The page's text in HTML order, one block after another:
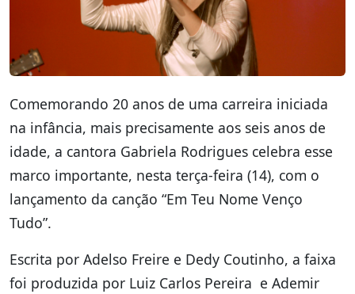
Comemorando 20 anos de uma carreira iniciada
na infância, mais precisamente aos seis anos de
idade, a cantora Gabriela Rodrigues celebra esse
marco importante, nesta terça-feira (14), com o
lançamento da canção “Em Teu Nome Venço
Tudo”.
Escrita por Adelso Freire e Dedy Coutinho, a faixa
foi produzida por Luiz Carlos Pereira e Ademir